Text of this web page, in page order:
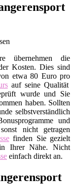
übernehmen die
Kosten. Dies sind
etwa 80 Euro pro
auf seine Qualität
wurde und Sie
haben. Sollten
selbstverständlich
und
nicht getragen
finden Sie gezielt
in Ihrer Nähe. Nicht
einfach direkt an.